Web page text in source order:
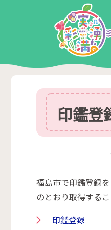
印鑑登
福島市で印鑑登録
のとおり取得するこ
印鑑登録